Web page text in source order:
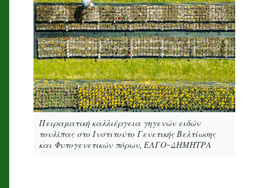
Πειραματική καλλιέργεια γηγενών ειδών
τουλίπας στο Ινστιτούτο Γενετικής Βελτίωσης
και Φυτογενετικών πόρων, ΕΛΓΟ-ΔΗΜΗΤΡΑ